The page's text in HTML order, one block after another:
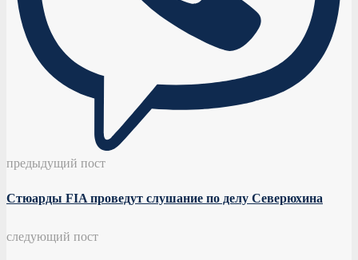
предыдущий пост
Стюарды FIA проведут слушание по делу Северюхина
следующий пост